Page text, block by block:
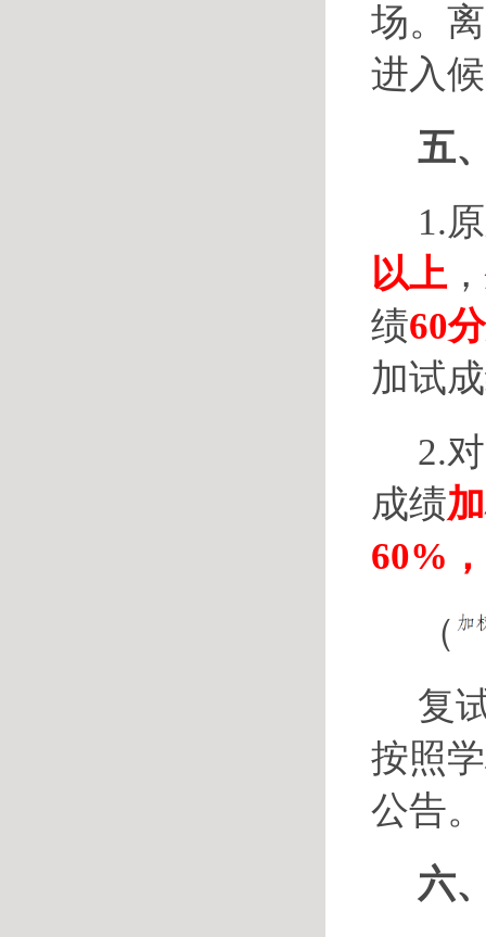
场。
进入
五
1.
以上 ，
绩60
加试
2.
成绩
60%
（
复
按照
公告。
六